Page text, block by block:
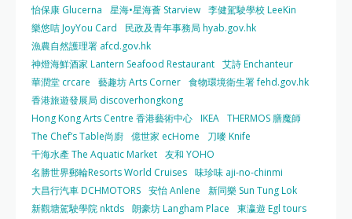
怡保康 Glucerna
星海•星海薈 Starview 李健駕駛學校 LeeKin
樂悠咭 JoyYou Card
民政及青年事務局 hyab.gov.hk
漁農自然護理署 afcd.gov.hk
神燈海鮮酒家 Lantern Seafood Restaurant 艾詩 Enchanteur
華潤堂 crcare
藝趣坊 Arts Corner 食物環境衛生署 fehd.gov.hk
香港旅遊發展局 discoverhongkong
Hong Kong Arts Centre 香港藝術中心 IKEA THERMOS 膳魔師
The Chef’s Table尚廚 億世家 ecHome
刀嘜 Knife
千海水產 The Aquatic Market 友和 YOHO
名勝世界郵輪Resorts World Cruises 味珍味 aji-no-chinmi
大昌行汽車 DCHMOTORS 安怡 Anlene
新同樂 Sun Tung Lok
新觀塘駕駛學院 nktds 朗豪坊 Langham Place
東瀛遊 Egl tours